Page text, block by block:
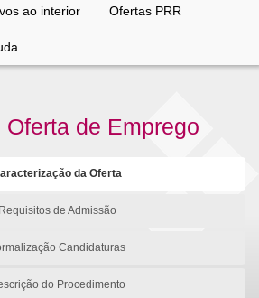
ao interior Ofertas PRR
Oferta de Emprego
da Oferta
Requisitos de Admissão
Candidaturas
do Procedimento